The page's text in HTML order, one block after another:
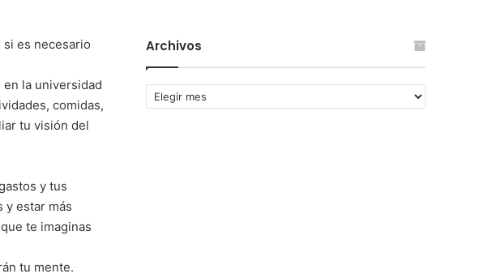
es necesario
la universidad
comidas,
tu visión del
y tus
y estar más
te imaginas
tu mente.
Archivos
Archivos